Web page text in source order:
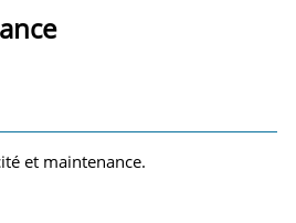
et maintenance.